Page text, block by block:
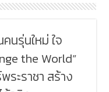
นรุ่นใหม่ ใจ
the World”
ระราชา สร้าง